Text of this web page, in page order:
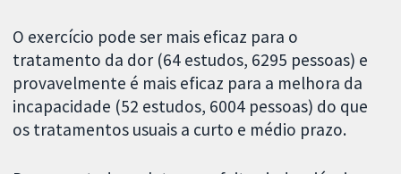
O exercício pode ser mais eficaz para o
tratamento da dor (64 estudos, 6295 pessoas) e
provavelmente é mais eficaz para a melhora da
incapacidade (52 estudos, 6004 pessoas) do que
os tratamentos usuais a curto e médio prazo.